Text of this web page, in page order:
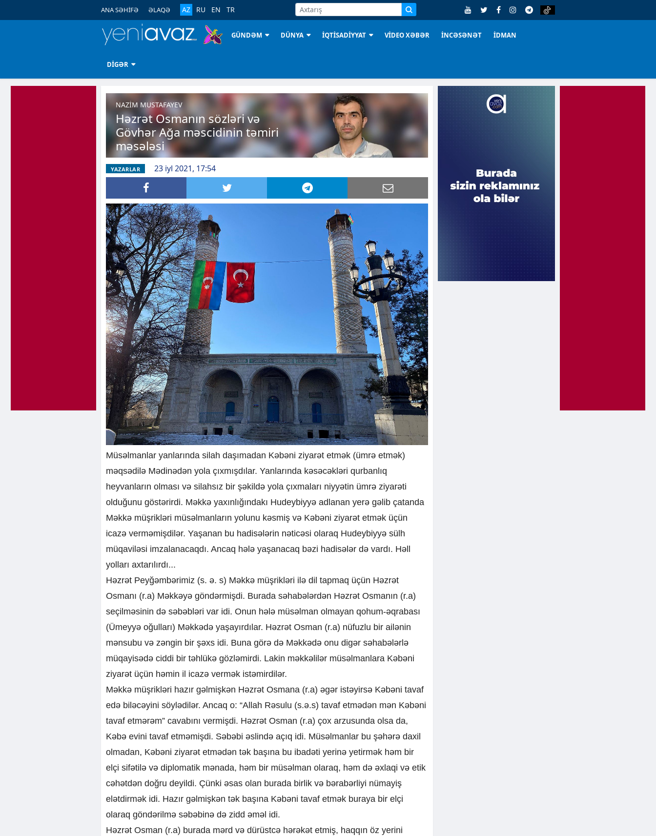
ANA SƏHİFƏ ƏLAQƏ AZ RU EN TR
GÜNDƏM DÜNYA İQTİSADİYYAT VİDEO XƏBƏR İNCƏSƏNƏT İDMAN
DİGƏR
NAZİM MUSTAFAYEV
Həzrət Osmanın sözləri və
Gövhər Ağa məscidinin təmiri
məsələsi
YAZARLAR 23 iyl 2021, 17:54
Müsəlmanlar yanlarında silah daşımadan Kəbəni ziyarət etmək (ümrə etmək)
məqsədilə Mədinədən yola çıxmışdılar. Yanlarında kəsəcəkləri qurbanlıq
heyvanların olması və silahsız bir şəkildə yola çıxmaları niyyətin ümrə ziyarəti
olduğunu göstərirdi. Məkkə yaxınlığındakı Hudeybiyyə adlanan yerə gəlib çatanda
Məkkə müşrikləri müsəlmanların yolunu kəsmiş və Kəbəni ziyarət etmək üçün
icazə verməmişdilər. Yaşanan bu hadisələrin nəticəsi olaraq Hudeybiyyə sülh
müqaviləsi imzalanacaqdı. Ancaq hələ yaşanacaq bəzi hadisələr də vardı. Həll
yolları axtarılırdı...
Həzrət Peyğəmbərimiz (s. ə. s) Məkkə müşrikləri ilə dil tapmaq üçün Həzrət
Osmanı (r.a) Məkkəyə göndərmişdi. Burada səhabələrdən Həzrət Osmanın (r.a)
seçilməsinin də səbəbləri var idi. Onun hələ müsəlman olmayan qohum-əqrabası
(Ümeyyə oğulları) Məkkədə yaşayırdılar. Həzrət Osman (r.a) nüfuzlu bir ailənin
mənsubu və zəngin bir şəxs idi. Buna görə də Məkkədə onu digər səhabələrlə
müqayisədə ciddi bir təhlükə gözləmirdi. Lakin məkkəlilər müsəlmanlara Kəbəni
ziyarət üçün həmin il icazə vermək istəmirdilər.
Məkkə müşrikləri hazır gəlmişkən Həzrət Osmana (r.a) əgər istəyirsə Kəbəni tavaf
edə biləcəyini söylədilər. Ancaq o: “Allah Rəsulu (s.ə.s) tavaf etmədən mən Kəbəni
tavaf etmərəm” cavabını vermişdi. Həzrət Osman (r.a) çox arzusunda olsa da,
Kəbə evini tavaf etməmişdi. Səbəbi əslində açıq idi. Müsəlmanlar bu şəhərə daxil
olmadan, Kəbəni ziyarət etmədən tək başına bu ibadəti yerinə yetirmək həm bir
elçi sifətilə və diplomatik mənada, həm bir müsəlman olaraq, həm də əxlaqi və etik
cəhətdən doğru deyildi. Çünki əsas olan burada birlik və bərabərliyi nümayiş
elətdirmək idi. Hazır gəlmişkən tək başına Kəbəni tavaf etmək buraya bir elçi
olaraq göndərilmə səbəbinə də zidd əməl idi.
Həzrət Osman (r.a) burada mərd və dürüstcə hərəkət etmiş, haqqın öz yerini